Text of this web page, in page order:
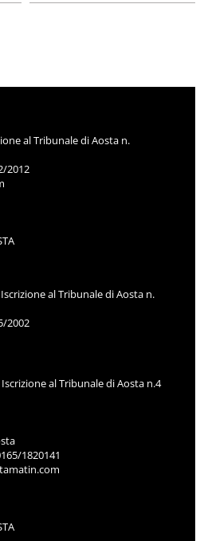
al Tribunale di Aosta n.
2012
al Tribunale di Aosta n.
2002
al Tribunale di Aosta n.4
1820141